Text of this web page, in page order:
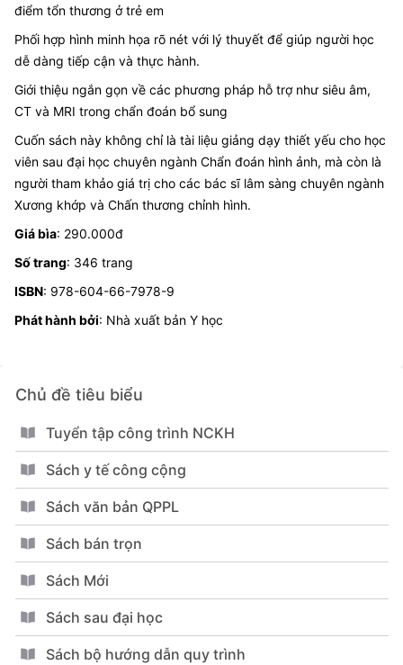
điểm tổn thương ở trẻ em
Phối hợp hình minh họa rõ nét với lý thuyết để giúp người học
dễ dàng tiếp cận và thực hành.
Giới thiệu ngắn gọn về các phương pháp hỗ trợ như siêu âm,
CT và MRI trong chẩn đoán bổ sung
Cuốn sách này không chỉ là tài liệu giảng dạy thiết yếu cho học
viên sau đại học chuyên ngành Chẩn đoán hình ảnh, mà còn là
người tham khảo giá trị cho các bác sĩ lâm sàng chuyên ngành
Xương khớp và Chấn thương chỉnh hình.
Giá bìa: 290.000đ
Số trang: 346 trang
ISBN: 978-604-66-7978-9
Phát hành bởi: Nhà xuất bản Y học
Chủ đề tiêu biểu
Tuyển tập công trình NCKH
Sách y tế công cộng
Sách văn bản QPPL
Sách bán trọn
Sách Mới
Sách sau đại học
Sách bộ hướng dẫn quy trình